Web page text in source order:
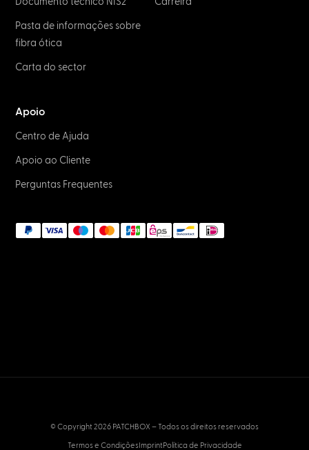
Pasta de informações sobre
fibra ótica
Carta do sector
Apoio
Centro de Ajuda
Apoio ao Cliente
Perguntas Frequentes
© Copyright 2026 PATCHBOX – Todos os direitos reservados
Termos e CondiçõesImprintPolítica de Privacidade